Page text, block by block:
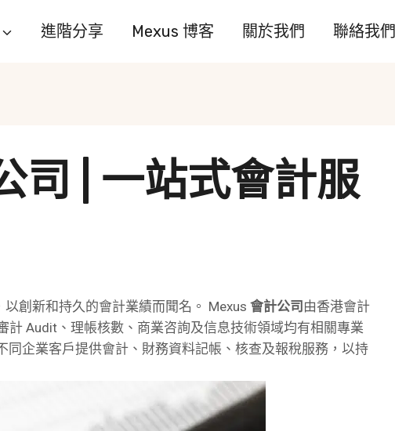
進階分享 Mexus 博客 關於我們 聯絡我們
司 | 一站式會計服
以創新和持久的會計業績而聞名。 Mexus 會計公司 由香港會計
計 Audit、理帳核數、商業咨詢及信息技術領域均有相關專業
同企業客戶提供會計、財務資料記帳、核查及報稅服務，以持